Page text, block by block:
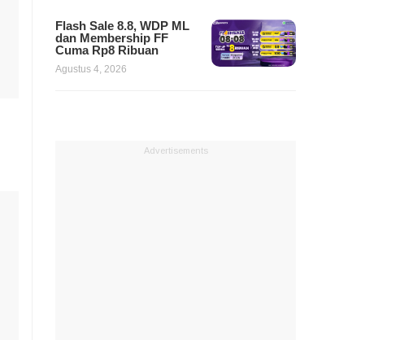
Flash Sale 8.8, WDP ML
dan Membership FF
Cuma Rp8 Ribuan
Agustus 4, 2026
Advertisements